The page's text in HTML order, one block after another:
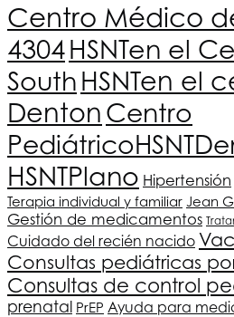
Centro Médico
4304HSNTen el
South HSNTen el
Denton Centro
PediátricoHSNT
HSNTPlano Hipertensión
Terapia individual y familiar Jean
Gestión de medicamentos
Cuidado del recién nacido
Consultas pediátricas
Consultas de control
prenatal PrEP Ayuda para